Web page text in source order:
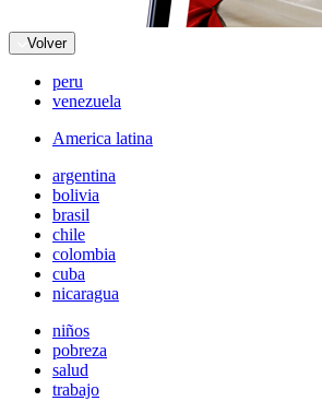
Volver
peru
venezuela
America latina
argentina
bolivia
brasil
chile
colombia
cuba
nicaragua
niños
pobreza
salud
trabajo